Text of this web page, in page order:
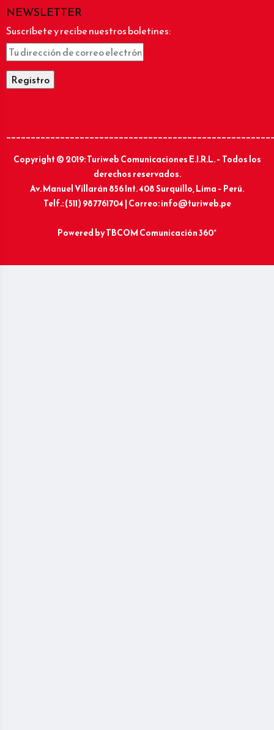
NEWSLETTER
Suscríbete y recibe nuestros boletines:
Copyright © 2019: Turiweb Comunicaciones E.I.R.L. – Todos los
derechos reservados.
Av. Manuel Villarán 856 Int. 408 Surquillo, Lima – Perú.
Telf.: (511) 987761704 | Correo: info@turiweb.pe
Powered byTBCOM Comunicación 360°